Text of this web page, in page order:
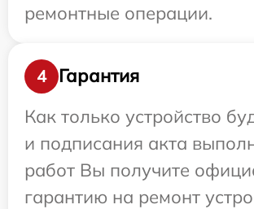
ремонтные операции.
4
Гарантия
Как только устройство
и подписания акта
работ Вы получите
гарантию на ремонт